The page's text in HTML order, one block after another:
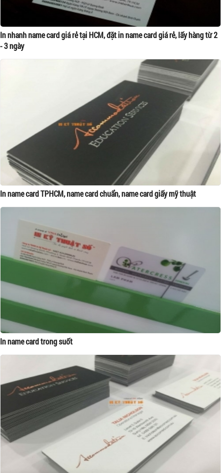
In nhanh name card giá rẻ tại HCM, đặt in name card giá rẻ, lấy hàng từ 2
- 3 ngày
In name card TPHCM, name card chuẩn, name card giấy mỹ thuật
In name card trong suốt